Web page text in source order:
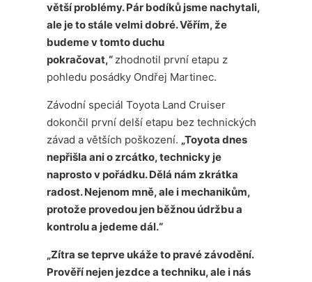
větší problémy. Pár bodíků jsme nachytali,
ale je to stále velmi dobré. Věřím, že
budeme v tomto duchu
pokračovat,“ zhodnotil první etapu z
pohledu posádky Ondřej Martinec.
Závodní speciál Toyota Land Cruiser
dokončil první delší etapu bez technických
závad a větších poškození. „Toyota dnes
nepřišla ani o zrcátko, technicky je
naprosto v pořádku. Dělá nám zkrátka
radost. Nejenom mně, ale i mechanikům,
protože provedou jen běžnou údržbu a
kontrolu a jedeme dál.“
„Zítra se teprve ukáže to pravé závodění.
Prověří nejen jezdce a techniku, ale i nás